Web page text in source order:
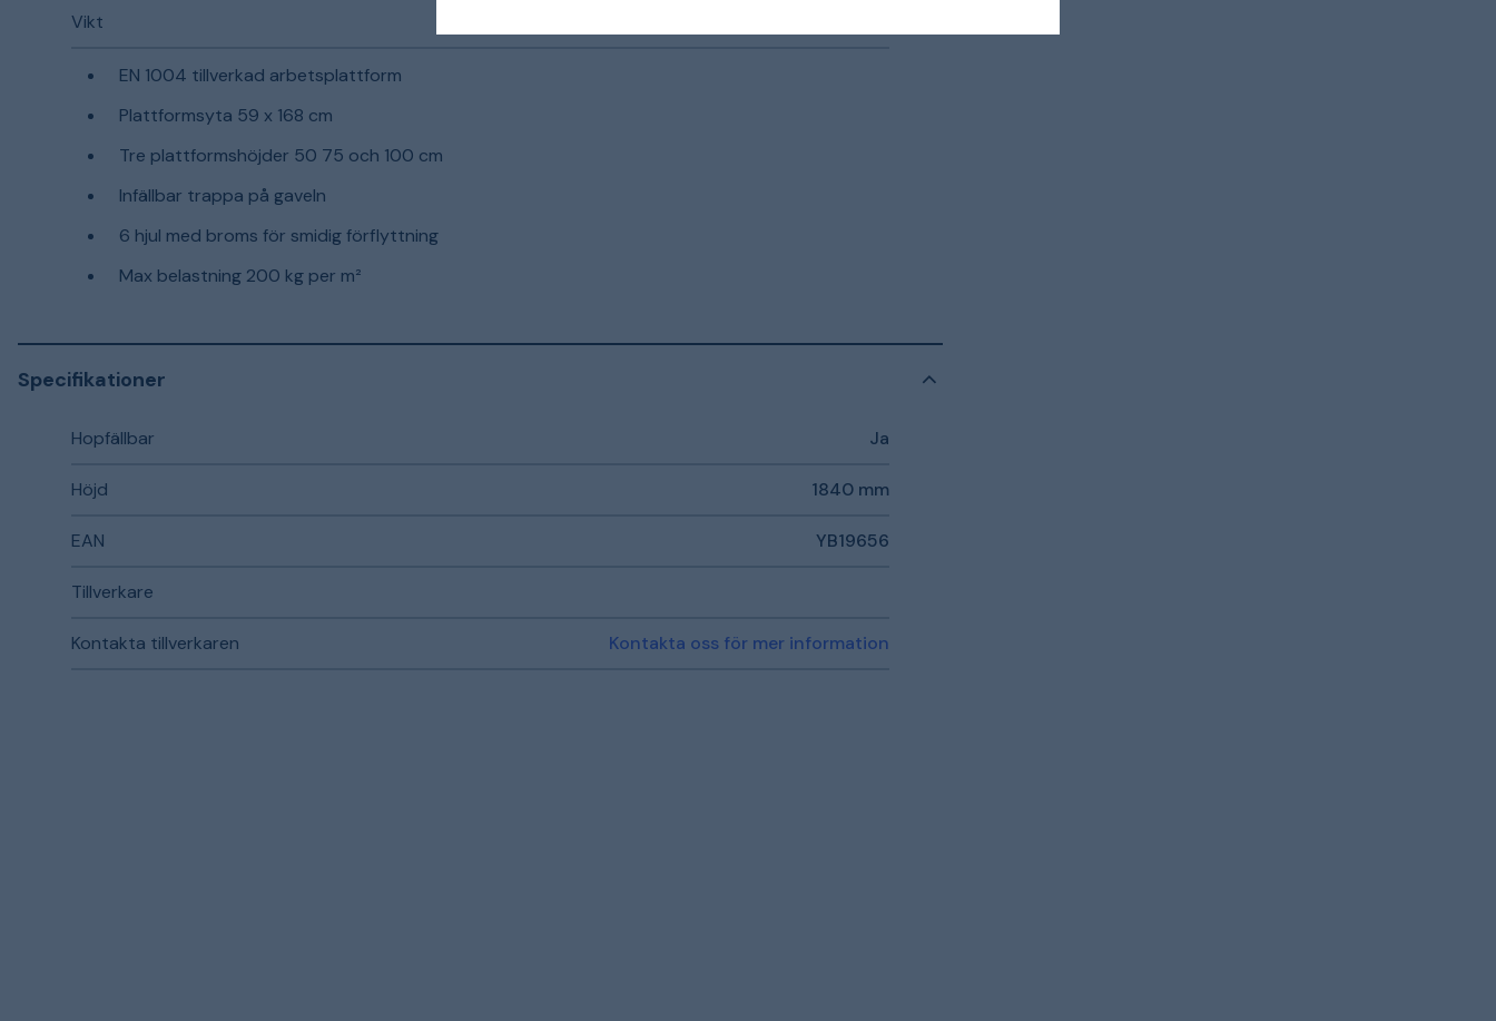
Vikt
EN 1004 tillverkad arbetsplattform
Plattformsyta 59 x 168 cm
Tre plattformshöjder 50 75 och 100 cm
Infällbar trappa på gaveln
6 hjul med broms för smidig förflyttning
Max belastning 200 kg per m²
Specifikationer
Hopfällbar Ja
Höjd 1840 mm
EAN YB19656
Tillverkare
Kontakta tillverkaren Kontakta oss för mer information